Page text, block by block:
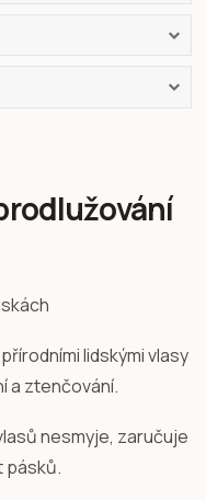
lidskými vlasy
a ztenčování.
nesmyje, zaručuje
pásků.